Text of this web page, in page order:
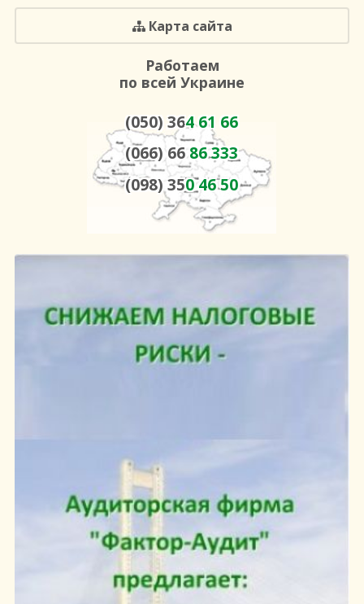
Карта сайта
Работаем
по всей Украине
(050) 364 61 66
(066) 6686 333
(098) 350 46 50